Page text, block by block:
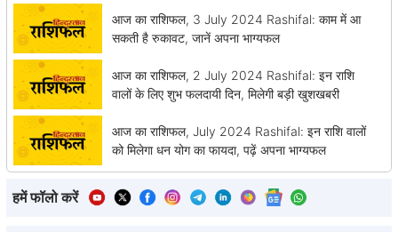
आज का राशिफल, 3 July 2024 Rashifal: काम में आ
सकती है रुकावट, जानें अपना भाग्यफल
आज का राशिफल, 2 July 2024 Rashifal: इन राशि
वालों के लिए शुभ फलदायी दिन, मिलेगी बड़ी खुशखबरी
आज का राशिफल, July 2024 Rashifal: इन राशि वालों
को मिलेगा धन योग का फायदा, पढ़ें अपना भाग्यफल
हमें फॉलो करें